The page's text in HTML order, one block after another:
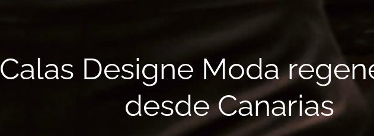
Calas Designe Moda
desde Canarias